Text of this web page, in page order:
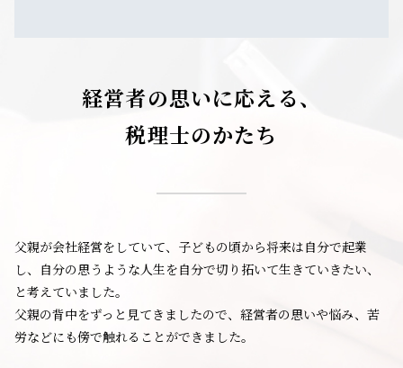
経営者の思いに応える、
税理士のかたち
父親が会社経営をしていて、子どもの頃から将来は自分で起業
し、自分の思うような人生を自分で切り拓いて生きていきたい、
と考えていました。
父親の背中をずっと見てきましたので、経営者の思いや悩み、苦
労などにも傍で触れることができました。